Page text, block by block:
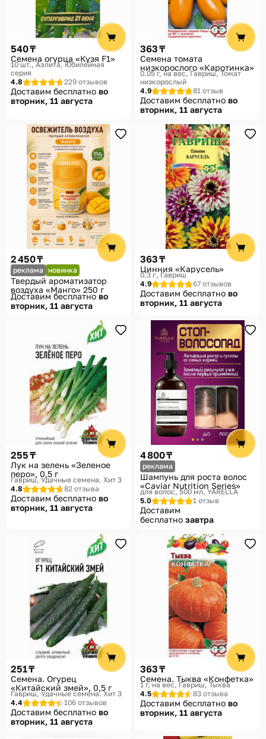
540 ₸
Семена огурца «Кузя F1»
10 шт. Аэлита, Юбилейная
серия
4.8
229 отзывов
Доставим бесплатно во
вторник, 11 августа
363 ₸
Семена томата
низкорослого «Каротинка»
0.05 г, на вес Гавриш, Томат
низкорослый
4.9
81 отзыв
Доставим бесплатно во
вторник, 11 августа
2 450 ₸
реклама новинка
Твердый ароматизатор
воздуха «Манго» 250 г
Доставим бесплатново
вторник, 11 августа
363 ₸
Цинния «Карусель»
0.3 г Гавриш
4.9
67 отзывов
Доставим бесплатно во
вторник, 11 августа
255 ₸
Лук на зелень «Зеленое
перо», 0,5 г
Гавриш, Удачные семена. Хит 3
4.8
82 отзыва
Доставим бесплатно во
вторник, 11 августа
4 800 ₸
реклама
Шампунь для роста волос
«Caviar Nutrition Series»
для волос, 500 мл YARELLA
5.0
1 отзыв
Доставим
бесплатно завтра
251 ₸
Семена. Огурец
«Китайский змей», 0,5 г
Гавриш, Удачные семена. Хит 3
4.4
106 отзывов
Доставим бесплатно во
вторник, 11 августа
363 ₸
Семена. Тыква «Конфетка»
1 г, на вес Гавриш, Тыква
4.5
83 отзыва
Доставим бесплатно во
вторник, 11 августа